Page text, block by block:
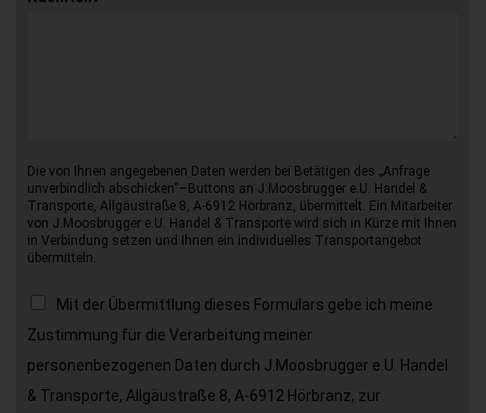
Die von Ihnen angegebenen Daten werden bei Betätigen des „Anfrage
unverbindlich abschicken“–Buttons an J.Moosbrugger e.U. Handel &
Transporte, Allgäustraße 8, A-6912 Hörbranz, übermittelt. Ein Mitarbeiter
von J.Moosbrugger e.U. Handel & Transporte wird sich in Kürze mit Ihnen
in Verbindung setzen und Ihnen ein individuelles Transportangebot
übermitteln.
Mit der Übermittlung dieses Formulars gebe ich meine
Zustimmung für die Verarbeitung meiner
personenbezogenen Daten durch J.Moosbrugger e.U. Handel
& Transporte, Allgäustraße 8, A-6912 Hörbranz, zur